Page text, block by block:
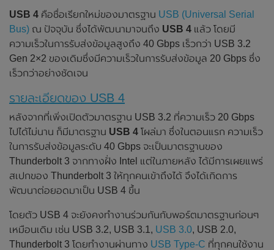
USB 4 คือชื่อเรียกใหม่ของมาตรฐาน USB (Universal Serial
Bus) ณ ปัจจุบัน ซึ่งได้พัฒนามาจนถึง USB 4 แล้ว โดยมี
ความเร็วในการรับส่งข้อมูลสูงถึง 40 Gbps เร็วกว่า USB 3.2
Gen 2×2 ของเดิมซึ่งมีความเร็วในการรับส่งข้อมูล 20 Gbps ซึ่ง
เร็วกว่าอย่างชัดเจน
รายละเอียดของ USB 4
หลังจากที่เพิ่งเปิดตัวมาตรฐาน USB 3.2 ที่ความเร็ว 20 Gbps
ไปได้ไม่นาน ก็มีมาตรฐาน USB 4 โผล่มา ซึ่งในตอนแรก ความเร็ว
ในการรับส่งข้อมูลระดับ 40 Gbps จะเป็นมาตรฐานของ
Thunderbolt 3 จากทางฝั่ง Intel แต่ในภายหลัง ได้มีการเผยแพร่
สเปกของ Thunderbolt 3 ให้ทุกคนเข้าถึงได้ จึงได้เกิดการ
พัฒนาต่อยอดมาเป็น USB 4 ขึ้น
โดยตัว USB 4 จะยังคงทำงานร่วมกันกับพอร์ตมาตรฐานก่อนๆ
เหมือนเดิม เช่น USB 3.2, USB 3.1, USB 3.0, USB 2.0,
Thunderbolt 3 โดยทำงานผ่านทาง USB Type-C ที่ทุกคนใช้งาน